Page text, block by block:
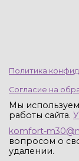
Политика
Согласие на
Мы
работы сайта.
komfort-
вопросом о
удалении.